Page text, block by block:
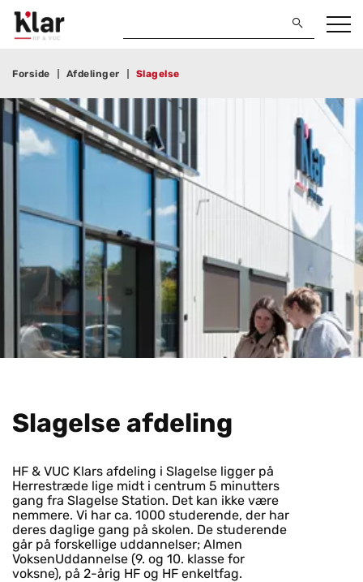
Forside Afdelinger Slagelse
Sla­gel­se af­de­ling
HF & VUC Klars afdeling i Slagelse ligger på
Herrestræde lige midt i centrum 5 minutters
gang fra Slagelse Station. Det kan ikke være
nemmere. Vi har ca. 1000 studerende, der har
deres daglige gang på skolen. De studerende
går på forskellige uddannelser; Almen
VoksenUddannelse (9. og 10. klasse for
voksne), på 2-årig HF og HF enkeltfag.